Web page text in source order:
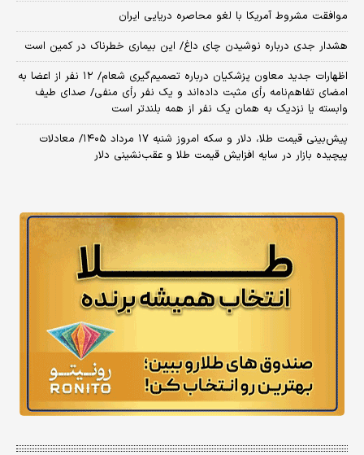
موافقت مشروط آمریکا با لغو محاصره دریایی ایران
هشدار جدی درباره نوشیدن چای داغ/ این بیماری خطرناک در کمین است
اظهارات جدید معاون پزشکیان درباره تصمیم‌گیری شعام/ ۱۲ نفر از اعضا به
امضای تفاهم‌نامه رأی مثبت داده‌اند و یک نفر رأی منفی/ صدای طیف
وابسته یا نزدیک به همان یک نفر از همه بلندتر است
پیش‌بینی قیمت طلا، دلار و سکه امروز شنبه ۱۷ مرداد ۱۴۰۵/ معادلات
پیچیده بازار در سایه افزایش قیمت طلا و عقب‌نشینی دلار